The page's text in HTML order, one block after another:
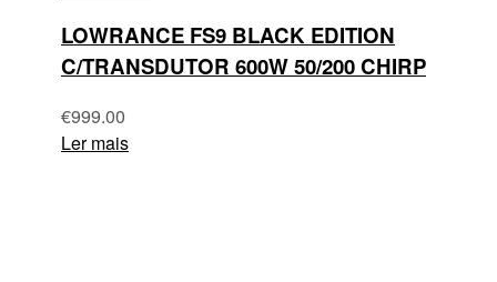
LOWRANCE FS9 BLACK EDITION
C/TRANSDUTOR 600W 50/200 CHIRP
€999.00
Ler mais